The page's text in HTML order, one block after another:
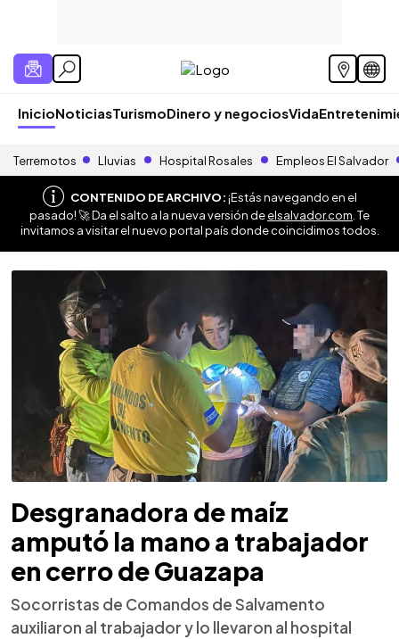
InicioNoticiasTurismoDinero y negociosVida
Terremotos Lluvias Hospital Rosales Empleos El Salvador
CONTENIDO DE ARCHIVO:¡Estás navegando en el
pasado! 🚀 Da el salto a la nueva versión deelsalvador.com . Te
invitamos a visitar el nuevo portal país donde coincidimos todos.
Desgranadora de maíz
amputó la mano a trabajador
en cerro de Guazapa
Socorristas de Comandos de Salvamento
auxiliaron al trabajador y lo llevaron al hospital